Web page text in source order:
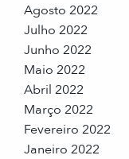
Agosto 2022
Julho 2022
Junho 2022
Maio 2022
Abril 2022
Março 2022
Fevereiro 2022
Janeiro 2022